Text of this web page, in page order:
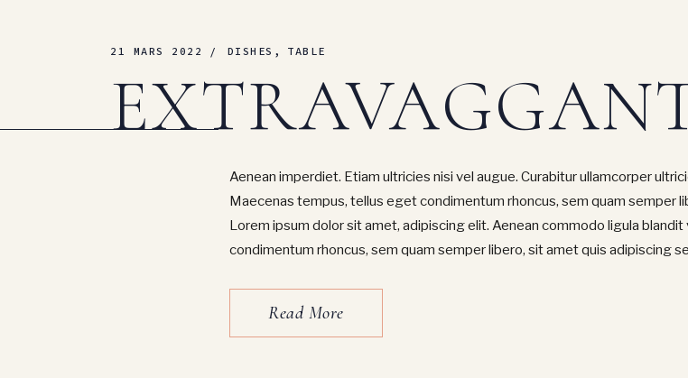
21 MARS 2022 DISHES TABLE
Aenean imperdiet. Etiam ultricies nisi vel augue. Curabitur ullamcorper
Maecenas tempus, tellus eget condimentum rhoncus, sem quam semper
Lorem ipsum dolor sit amet, adipiscing elit. Aenean commodo ligula
condimentum rhoncus, sem quam semper libero, sit amet quis adipiscing
Read More